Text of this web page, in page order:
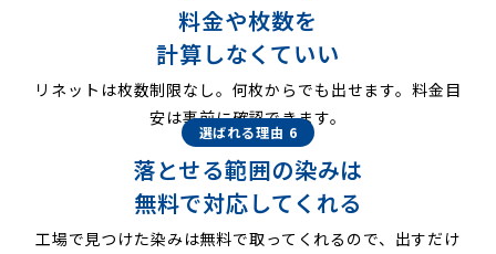
料金や枚数を
計算しなくていい
リネットは枚数制限なし。何枚からでも出せます。料金目
安は事前に確認できます。
選ばれる理由 6
落とせる範囲の染みは
無料で対応してくれる
工場で見つけた染みは無料で取ってくれるので、出すだけ